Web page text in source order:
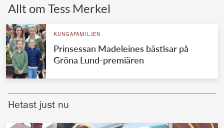
UTLÄNDSKT
VÄRLDENS KUNGAHUS
Brittiska kungahuset
Allt om Tess Merkel
KUNGAFAMILJEN
Prinsessan Madeleines bästisar på
Gröna Lund-premiären
Hetast just nu